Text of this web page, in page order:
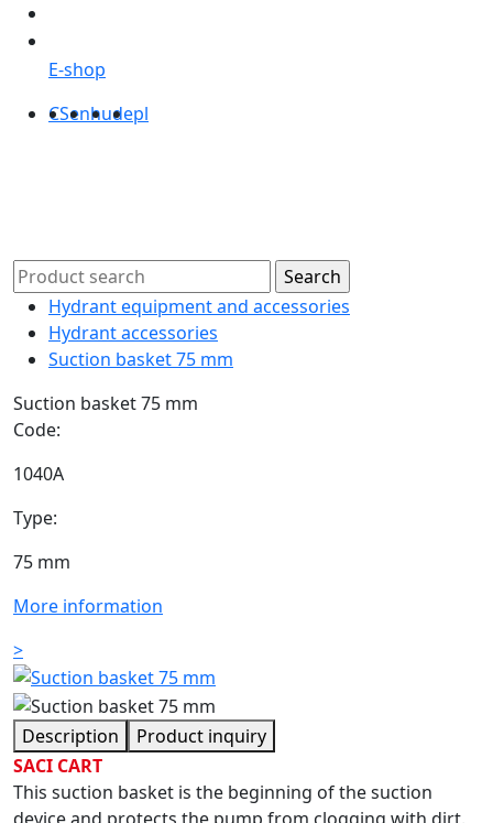
E-shop
CSenhudepl
Hydrant equipment and accessories
Hydrant accessories
Suction basket 75 mm
Suction basket 75 mm
Code:
1040A
Type:
75 mm
More information
>
Description
Product inquiry
SACI CART
This suction basket is the beginning of the suction